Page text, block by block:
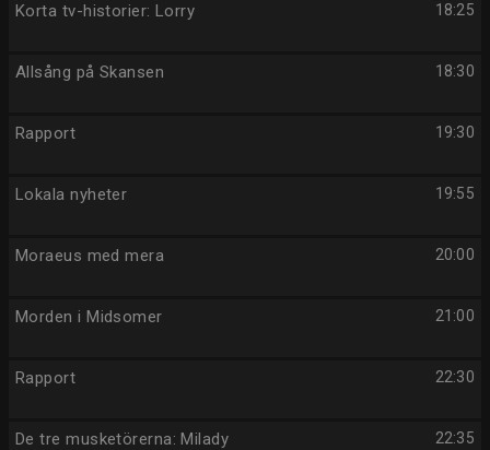
18:25
Korta tv-historier: Lorry
18:30
Allsång på Skansen
19:30
Rapport
19:55
Lokala nyheter
20:00
Moraeus med mera
21:00
Morden i Midsomer
22:30
Rapport
22:35
De tre musketörerna: Milady